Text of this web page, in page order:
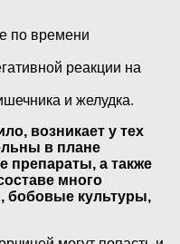
по времени
реакции на
и желудка.
возникает у тех
в плане
препараты, а также
много
бобовые культуры,